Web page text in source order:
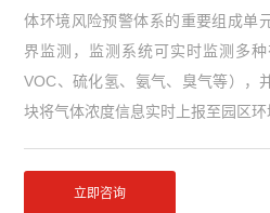
体环境风险预警体系的重要组成单
界监测，监测系统可实时监测多
VOC、硫化氢、氨气、臭气等），
块将气体浓度信息实时上报至园区环
立即咨询